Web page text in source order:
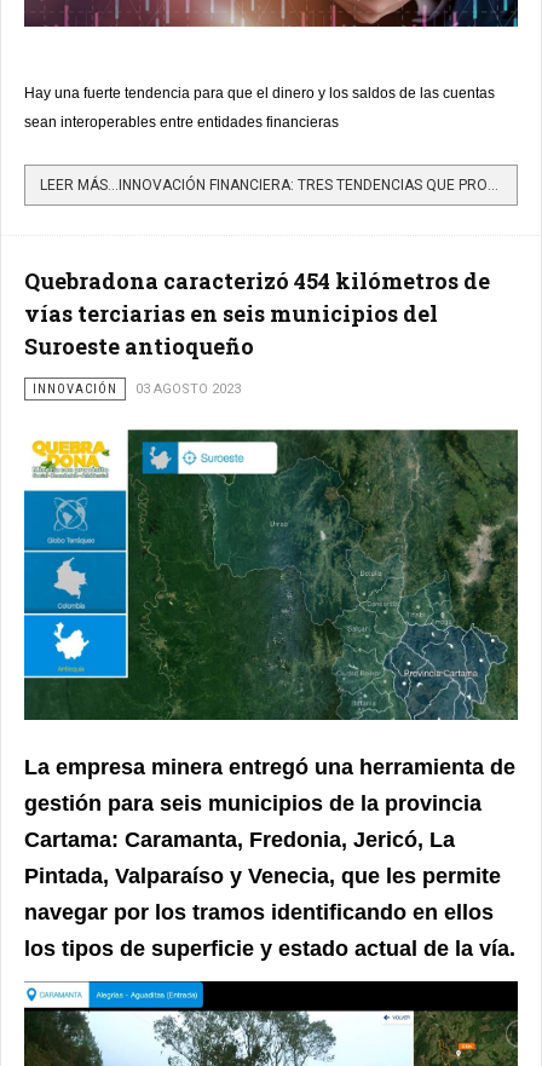
Hay una fuerte tendencia para que el dinero y los saldos de las cuentas
sean interoperables entre entidades financieras
Quebradona caracterizó 454 kilómetros de
vías terciarias en seis municipios del
Suroeste antioqueño
INNOVACIÓN 03 AGOSTO 2023
La empresa minera entregó una herramienta de
gestión para seis municipios de la provincia
Cartama: Caramanta, Fredonia, Jericó, La
Pintada, Valparaíso y Venecia, que les permite
navegar por los tramos identificando en ellos
los tipos de superficie y estado actual de la vía.